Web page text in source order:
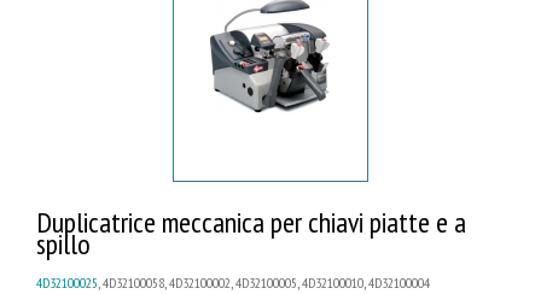
Duplicatrice meccanica per chiavi piatte e a
spillo
4D32100025, 4D32100058, 4D32100002, 4D32100005, 4D32100010, 4D32100004